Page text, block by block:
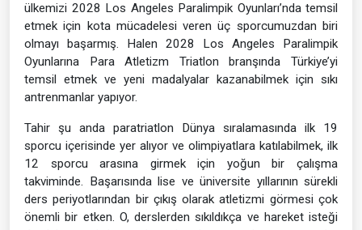
ülkemizi 2028 Los Angeles Paralimpik Oyunları’nda temsil
etmek için kota mücadelesi veren üç sporcumuzdan biri
olmayı başarmış. Halen 2028 Los Angeles Paralimpik
Oyunlarına Para Atletizm Triatlon branşında Türkiye’yi
temsil etmek ve yeni madalyalar kazanabilmek için sıkı
antrenmanlar yapıyor.
Tahir şu anda paratriatlon Dünya sıralamasında ilk 19
sporcu içerisinde yer alıyor ve olimpiyatlara katılabilmek, ilk
12 sporcu arasına girmek için yoğun bir çalışma
takviminde. Başarısında lise ve üniversite yıllarının sürekli
ders periyotlarından bir çıkış olarak atletizmi görmesi çok
önemli bir etken. O, derslerden sıkıldıkça ve hareket isteği